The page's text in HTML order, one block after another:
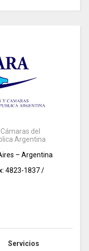
del
Argentina
– Argentina
4823-1837 /
Servicios